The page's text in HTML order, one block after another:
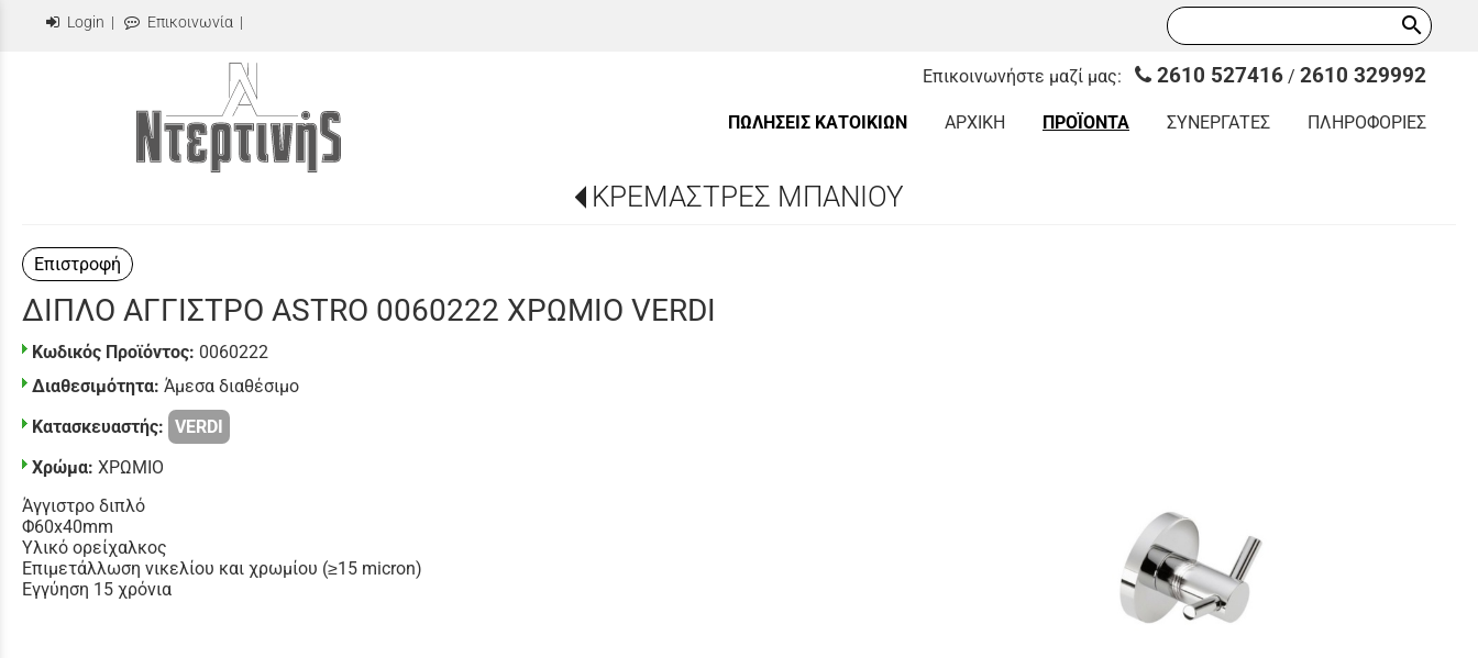
Login | Επικοινωνία | search
Επικοινωνήστε μαζί μας: 2610 527416 / 2610 329992
ΠΩΛΗΣΕΙΣ ΚΑΤΟΙΚΙΩΝ ΑΡΧΙΚΗ ΠΡΟΪΟΝΤΑ ΣΥΝΕΡΓΑΤΕΣ ΠΛΗΡΟΦΟΡΙΕΣ
ΚΡΕΜΑΣΤΡΕΣ ΜΠΑΝΙΟΥ
Επιστροφή
ΔΙΠΛΟ ΑΓΓΙΣΤΡΟ ASTRO 0060222 ΧΡΩΜΙΟ VERDI
Κωδικός Προϊόντος: 0060222
Διαθεσιμότητα: Άμεσα διαθέσιμο
Κατασκευαστής: VERDI
Χρώμα: ΧΡΩΜΙΟ
Άγγιστρο διπλό
Φ60x40mm
Υλικό ορείχαλκος
Επιμετάλλωση νικελίου και χρωμίου (≥15 micron)
Εγγύηση 15 χρόνια